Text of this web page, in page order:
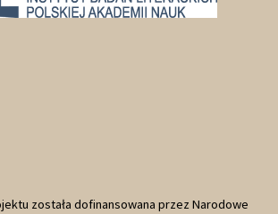
została dofinansowana przez Narodowe